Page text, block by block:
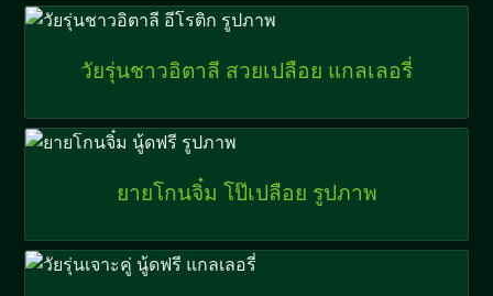
วัยรุ่นชาวอิตาลี สวยเปลือย แกลเลอรี่
ยายโกนจิ๋ม โป๊เปลือย รูปภาพ